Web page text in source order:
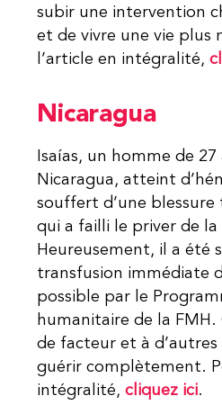
subir une intervention
et de vivre une vie plus
l’article en intégralité,
Nicaragua
Isaías, un homme de
Nicaragua, atteint
souffert d’une blessure
qui a failli le priver de la
Heureusement, il a été
transfusion immédiate
possible par le
humanitaire de la FMH.
de facteur et à
guérir complètement.
intégralité,cliquez ici.